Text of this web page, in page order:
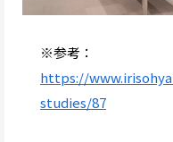
※参考：
https://
studies/87